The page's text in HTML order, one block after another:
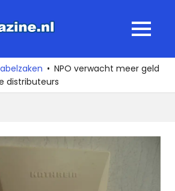
MENU
NPO verwacht meer geld
distributeurs